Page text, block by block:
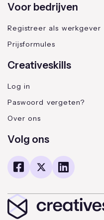
Voor bedrijven
Registreer als werkgever
Prijsformules
Creativeskills
Log in
Paswoord vergeten?
Over ons
Volg ons